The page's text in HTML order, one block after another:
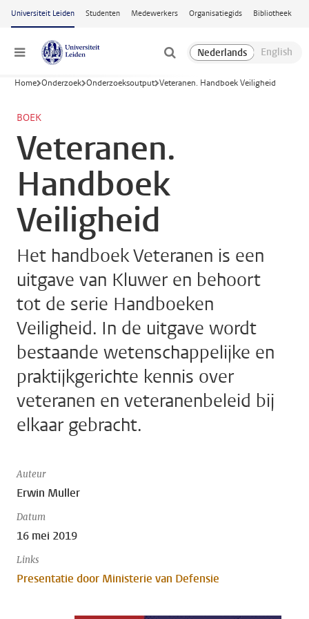
Ga naar hoofdinhoud
Universiteit Leiden Studenten Medewerkers Organisatiegids Bibliotheek
Menu
Home Onderzoek Onderzoeksoutput Veteranen. Handboek Veiligheid
BOEK
Veteranen.
Handboek
Veiligheid
Het handboek Veteranen is een
uitgave van Kluwer en behoort
tot de serie Handboeken
Veiligheid. In de uitgave wordt
bestaande wetenschappelijke en
praktijkgerichte kennis over
veteranen en veteranenbeleid bij
elkaar gebracht.
Auteur
Erwin Muller
Datum
16 mei 2019
Links
Presentatie door Ministerie van Defensie